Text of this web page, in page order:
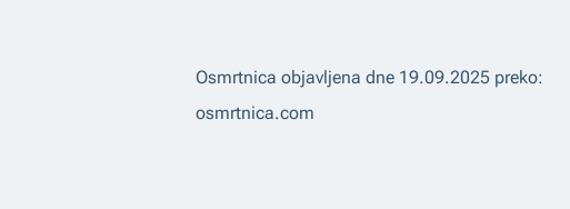
Osmrtnica objavljena dne 19.09.2025 preko:
osmrtnica.com